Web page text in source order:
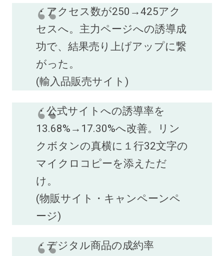
・アクセス数が250→425アク
セスへ。主力ページへの誘導成
功で、結果売り上げアップに繋
がった。
(輸入品販売サイト)
・公式サイトへの誘導率を
13.68%→17.30%へ改善。リン
クボタンの真横に１行32文字の
マイクロコピーを添えただ
け。
(物販サイト・キャンペーンペ
ージ)
・デジタル商品の成約率